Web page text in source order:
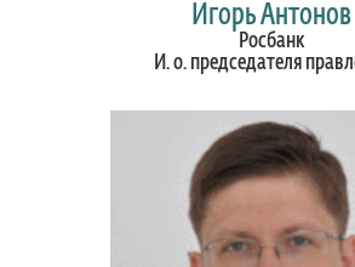
Игорь Антонов
Росбанк
И. о. председателя